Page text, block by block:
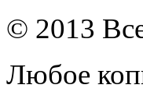
© 2013
Любое